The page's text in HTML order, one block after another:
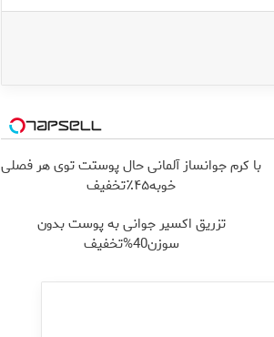
با کرم جوانساز آلمانی حال پوستت توی هر فصلی
خوبه۴۵٪تخفیف
تزریق اکسیر جوانی به پوست بدون
سوزن40%تخفیف